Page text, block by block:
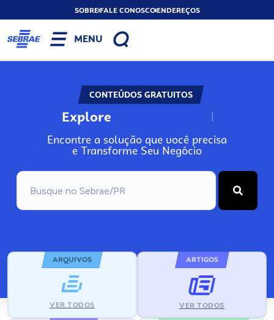
SOBREFALE CONOSCOENDEREÇOS
MENU
CONTEÚDOS GRATUITOS
Explore N
Encontre a solução que você precisa
e Transforme Seu Negócio
ARQUIVOS
VER TODOS
ARTIGOS
VER TODOS